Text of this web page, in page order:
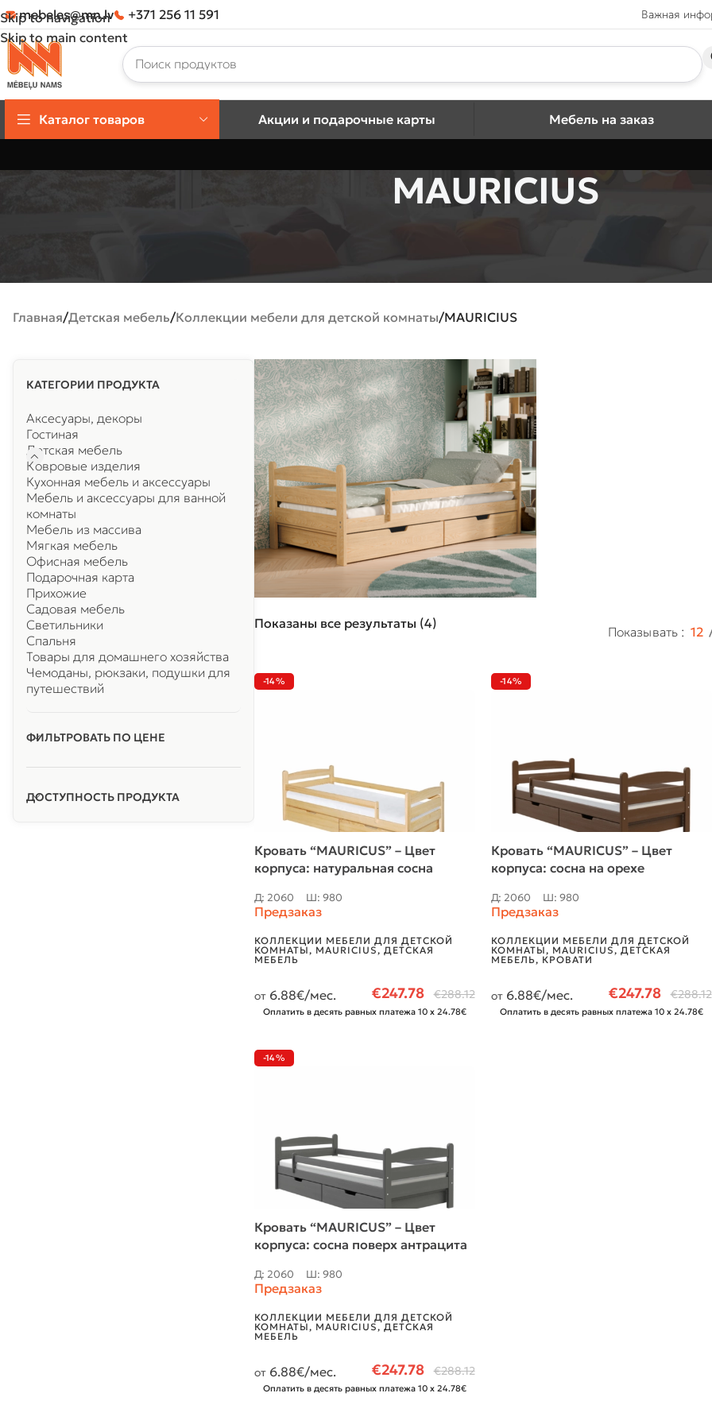
Skip to navigation
Skip to main content
mebeles@mn.lv +371 256 11 591 Важная
Каталог товаров Акции и подарочные карты Мебель на заказ
MAURICIUS
Главная Детская мебель Коллекции мебели для детской комнаты MAURICIUS
КАТЕГОРИИ ПРОДУКТА
Аксесуары, декоры
Гостиная
Детская мебель
Ковровые изделия
Кухонная мебель и аксессуары
Мебель и аксессуары для ванной
комнаты
Мебель из массива
Мягкая мебель
Офисная мебель
Подарочная карта
Прихожие
Садовая мебель
Светильники
Спальня
Товары для домашнего хозяйства
Чемоданы, рюкзаки, подушки для
путешествий
ФИЛЬТРОВАТЬ ПО ЦЕНЕ
ДОСТУПНОСТЬ ПРОДУКТА
Показаны все результаты (4)
Показывать 12
-14%
Кровать “MAURICUS” – Цвет
корпуса: натуральная сосна
Д: 2060 Ш: 980
Предзаказ
КОЛЛЕКЦИИ МЕБЕЛИ ДЛЯ ДЕТСКОЙ
КОМНАТЫ, MAURICIUS, ДЕТСКАЯ
МЕБЕЛЬ
€247.78 €288.12
от 6.88€/мес.
Оплатить в десять равных платежа 10 x 24.78€
-14%
Кровать “MAURICUS” – Цвет
корпуса: сосна на орехе
Д: 2060 Ш: 980
Предзаказ
КОЛЛЕКЦИИ МЕБЕЛИ ДЛЯ ДЕТСКОЙ
КОМНАТЫ, MAURICIUS, ДЕТСКАЯ
МЕБЕЛЬ, КРОВАТИ
€247.78 €288.12
от 6.88€/мес.
Оплатить в десять равных платежа 10 x 24.78€
-14%
Кровать “MAURICUS” – Цвет
корпуса: сосна поверх антрацита
Д: 2060 Ш: 980
Предзаказ
КОЛЛЕКЦИИ МЕБЕЛИ ДЛЯ ДЕТСКОЙ
КОМНАТЫ, MAURICIUS, ДЕТСКАЯ
МЕБЕЛЬ
€247.78 €288.12
от 6.88€/мес.
Оплатить в десять равных платежа 10 x 24.78€